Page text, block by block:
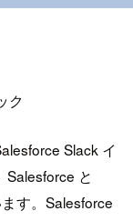
ク
Slack イ
と
す。Salesforce